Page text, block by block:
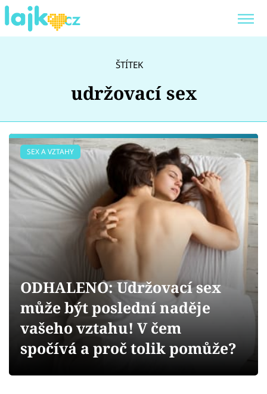
Témata
Showbyznys
Youtubeři
Sex a vztahy
Videa
Sledujte prima+
ŠTÍTEK
udržovací sex
SEX A VZTAHY
ODHALENO: Udržovací sex
může být poslední naděje
vašeho vztahu! V čem
spočívá a proč tolik pomůže?